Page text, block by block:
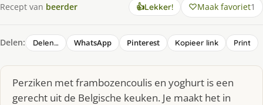
Recept van beerder 👍Lekker! Maak favoriet1
Delen: Delen… WhatsApp Pinterest Kopieer link Print
Perziken met frambozencoulis en yoghurt is een
gerecht uit de Belgische keuken. Je maakt het in